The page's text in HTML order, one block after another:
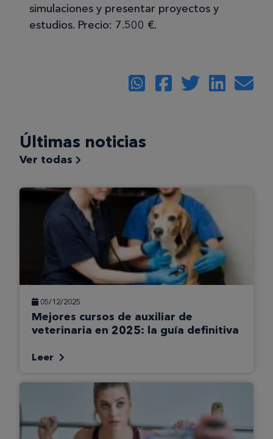
simulaciones y presentar proyectos y
estudios. Precio: 7.500 €.
Últimas noticias
Ver todas
05/12/2025
Mejores cursos de auxiliar de
veterinaria en 2025: la guía definitiva
Leer